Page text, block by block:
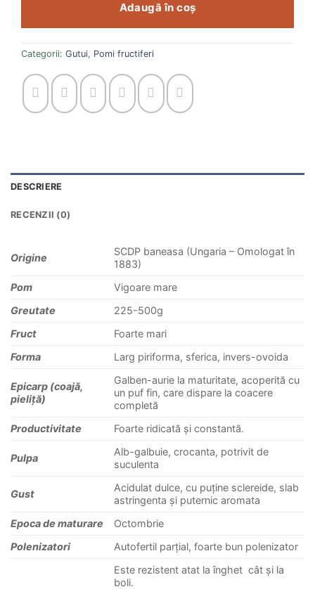
Adaugă în coș
Categorii: Gutui, Pomi fructiferi
DESCRIERE
RECENZII (0)
Origine
SCDP baneasa (Ungaria – Omologat în
1883)
Pom
Vigoare mare
Greutate
225-500g
Fruct
Foarte mari
Forma
Larg piriforma, sferica, invers-ovoida
Epicarp (coajă,
pieliță)
Galben-aurie la maturitate, acoperită cu
un puf fin, care dispare la coacere
completă
Productivitate
Foarte ridicată și constantă.
Pulpa
Alb-galbuie, crocanta, potrivit de
suculenta
Gust
Acidulat dulce, cu puține sclereide, slab
astringenta și puternic aromata
Epoca de maturare
Octombrie
Polenizatori
Autofertil parțial, foarte bun polenizator
Este rezistent atat la înghet cât și la
boli.